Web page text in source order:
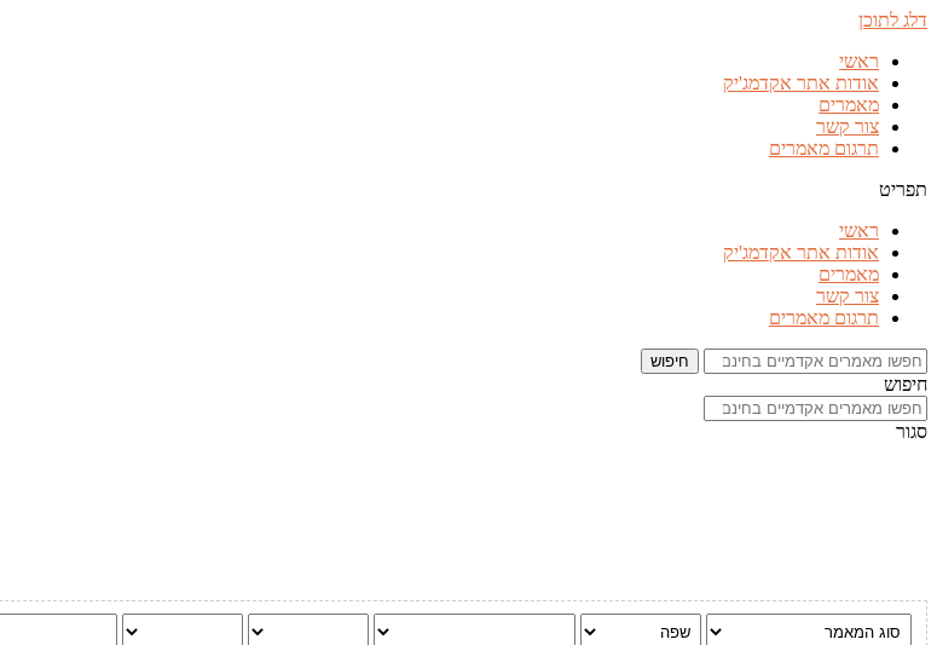
דלג לתוכן
ראשי
אודות אתר אקדמג'יק
מאמרים
צור קשר
תרגום מאמרים
תפריט
ראשי
אודות אתר אקדמג'יק
מאמרים
צור קשר
תרגום מאמרים
חיפוש
חיפוש
סגור